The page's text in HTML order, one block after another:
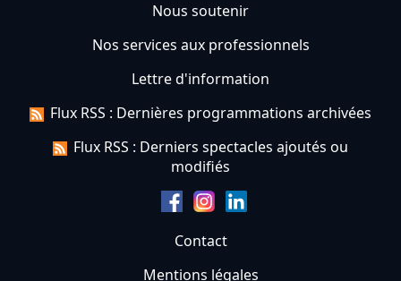
Nous soutenir
Nos services aux professionnels
Lettre d'information
Flux RSS : Dernières programmations archivées
Flux RSS : Derniers spectacles ajoutés ou
modifiés
Contact
Mentions légales